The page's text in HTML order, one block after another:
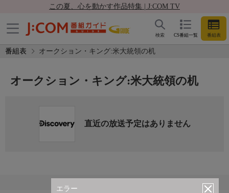
この夏、心を動かす作品特集 | J:COM TV
CS番組一覧 番組表
検索
番組表 オークション・キング:米大統領の机
エラー
オークション・キング:米大統領の机
直近の放送予定はありません